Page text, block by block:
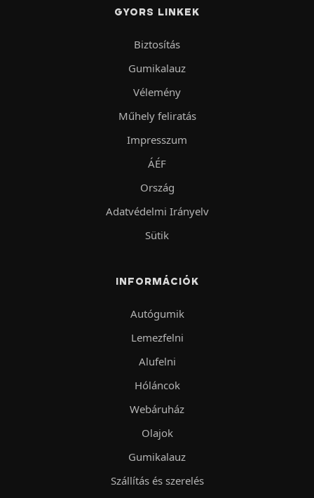
GYORS LINKEK
Biztosítás
Gumikalauz
Vélemény
Műhely feliratás
Impresszum
ÁÉF
Ország
Adatvédelmi Irányelv
Sütik
INFORMÁCIÓK
Autógumik
Lemezfelni
Alufelni
Hóláncok
Webáruház
Olajok
Gumikalauz
Szállítás és szerelés